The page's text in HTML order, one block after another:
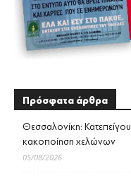
Πρόσφατα άρθρα
Θεσσαλονίκη:
κακοποίηση χελώνων
05/08/2026